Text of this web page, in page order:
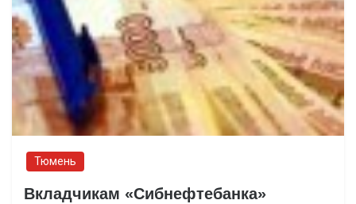
Тюмень
Вкладчикам «Сибнефтебанка»